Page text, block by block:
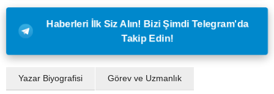
Haberleri İlk Siz Alın! Bizi Şimdi Telegram'da
Takip Edin!
Yazar Biyografisi Görev ve Uzmanlık